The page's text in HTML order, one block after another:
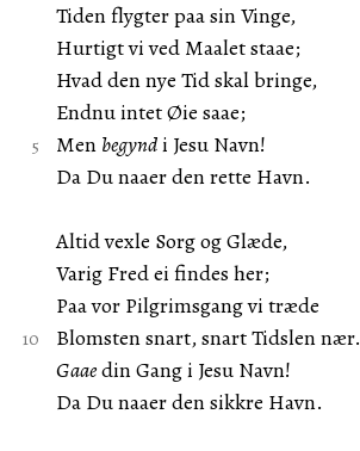
Tiden flygter paa sin Vinge,
Hurtigt vi ved Maalet staae;
Hvad den nye Tid skal bringe,
Endnu intet Øie saae;
Men begyndi Jesu Navn!
Da Du naaer den rette Havn.
Altid vexle Sorg og Glæde,
Varig Fred ei findes her;
Paa vor Pilgrimsgang vi træde
Blomsten snart, snart Tidslen nær.
Gaaedin Gang i Jesu Navn!
Da Du naaer den sikkre Havn.